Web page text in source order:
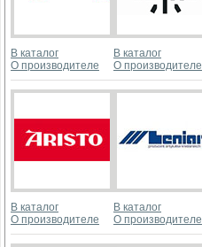
В каталог
О производителе
В каталог
О производителе
В каталог
О производителе
В каталог
О производителе